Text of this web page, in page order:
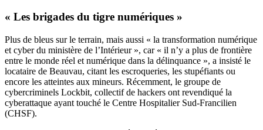
« Les brigades du tigre numériques »
Plus de bleus sur le terrain, mais aussi « la transformation numérique
et cyber du ministère de l’Intérieur », car « il n’y a plus de frontière
entre le monde réel et numérique dans la délinquance », a insisté le
locataire de Beauvau, citant les escroqueries, les stupéfiants ou
encore les atteintes aux mineurs. Récemment, le groupe de
cybercriminels Lockbit, collectif de hackers ont revendiqué la
cyberattaque ayant touché le Centre Hospitalier Sud-Francilien
(CHSF).